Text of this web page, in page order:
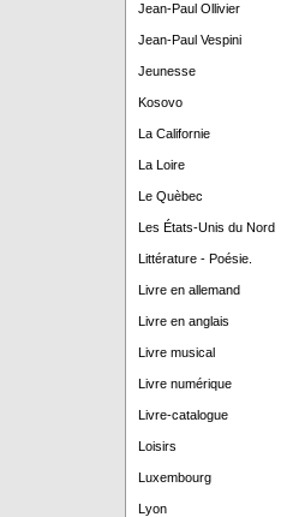
Jean-Paul Ollivier
Jean-Paul Vespini
Jeunesse
Kosovo
La Californie
La Loire
Le Quèbec
Les États-Unis du Nord
Littérature - Poésie.
Livre en allemand
Livre en anglais
Livre musical
Livre numérique
Livre-catalogue
Loisirs
Luxembourg
Lyon